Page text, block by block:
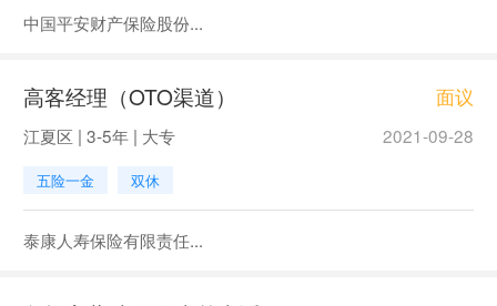
中国平安财产保险股份...
高客经理（OTO渠道） 面议
江夏区 | 3-5年 | 大专 2021-09-28
五险一金 双休
泰康人寿保险有限责任...